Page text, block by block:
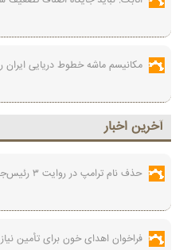
مکانیسم ماشه خطوط دریایی ایران
آخرين اخبار
حذف نام ترامپ در روایت ۳ رئیس‌جمهور اسبق آمریکا از تاریخ کشورشان
فراخوان اهدای خون برای تأمین